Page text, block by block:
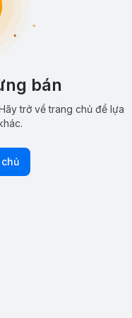
bán
trở về trang chủ để lựa